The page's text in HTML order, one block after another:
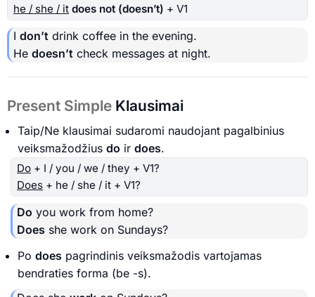
he / she / it does not (doesn’t) + V1
I don’t drink coffee in the evening.
He doesn’t check messages at night.
Present Simple Klausimai
Taip/Ne klausimai sudaromi naudojant pagalbinius
veiksmažodžius do ir does.
Do + I / you / we / they + V1?
Does + he / she / it + V1?
Do you work from home?
Does she work on Sundays?
Po does pagrindinis veiksmažodis vartojamas
bendraties forma (be -s).